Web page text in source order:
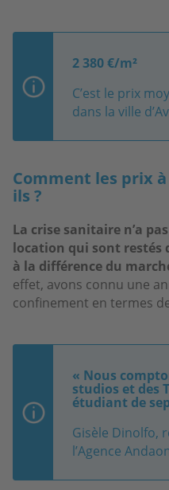
2 380 €/m²
C’est le prix
dans la ville
Comment les prix
ils ?
La crise sanitaire n’a
location qui sont restés
à la différence du
effet, avons connu une
confinement en termes
« Nous
studios et des
étudiant de
Gisèle Dinolfo,
l’Agence